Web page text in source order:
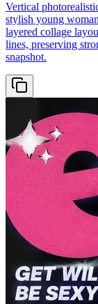
Vertical
stylish young
layered collage
lines, preserving
snapshot.